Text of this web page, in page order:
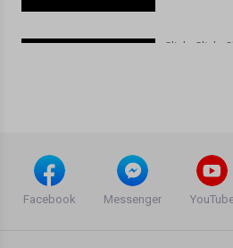
Click, Click,
Oslo: The
Magdalena
Facebook Messenger